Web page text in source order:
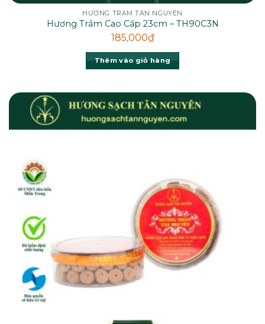
HƯƠNG TRẦM TÂN NGUYÊN
Hương Trầm Cao Cấp 23cm – TH90C3N
185,000₫
Thêm vào giỏ hàng